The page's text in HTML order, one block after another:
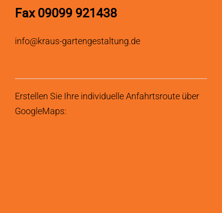
Fax 09099 921438
info@kraus-gartengestaltung.de
Erstellen Sie Ihre individuelle Anfahrtsroute über
GoogleMaps: